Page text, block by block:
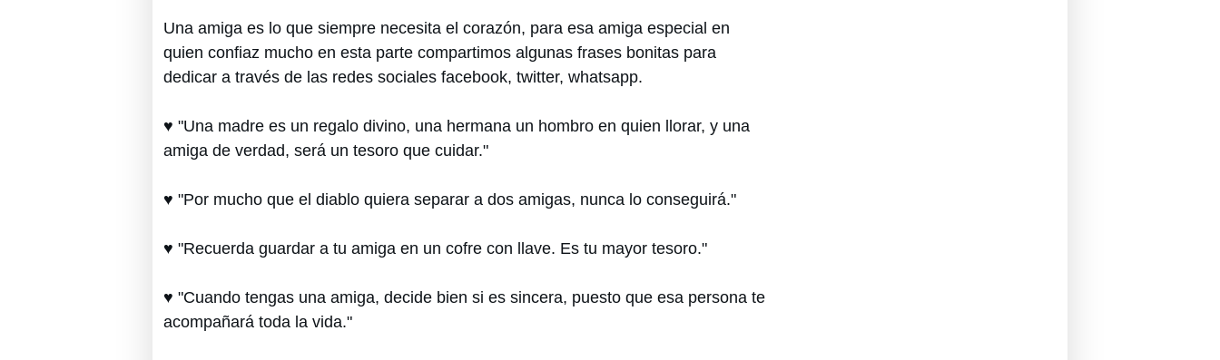
Una amiga es lo que siempre necesita el corazón, para esa amiga especial en
quien confiaz mucho en esta parte compartimos algunas frases bonitas para
dedicar a través de las redes sociales facebook, twitter, whatsapp.
♥ "Una madre es un regalo divino, una hermana un hombro en quien llorar, y una
amiga de verdad, será un tesoro que cuidar."
♥ "Por mucho que el diablo quiera separar a dos amigas, nunca lo conseguirá."
♥ "Recuerda guardar a tu amiga en un cofre con llave. Es tu mayor tesoro."
♥ "Cuando tengas una amiga, decide bien si es sincera, puesto que esa persona te
acompañará toda la vida."